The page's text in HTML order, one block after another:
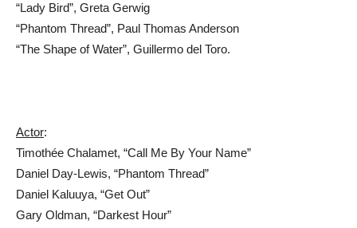
“Lady Bird”, Greta Gerwig
“Phantom Thread”, Paul Thomas Anderson
“The Shape of Water”, Guillermo del Toro.
Actor:
Timothée Chalamet, “Call Me By Your Name”
Daniel Day-Lewis, “Phantom Thread”
Daniel Kaluuya, “Get Out”
Gary Oldman, “Darkest Hour”